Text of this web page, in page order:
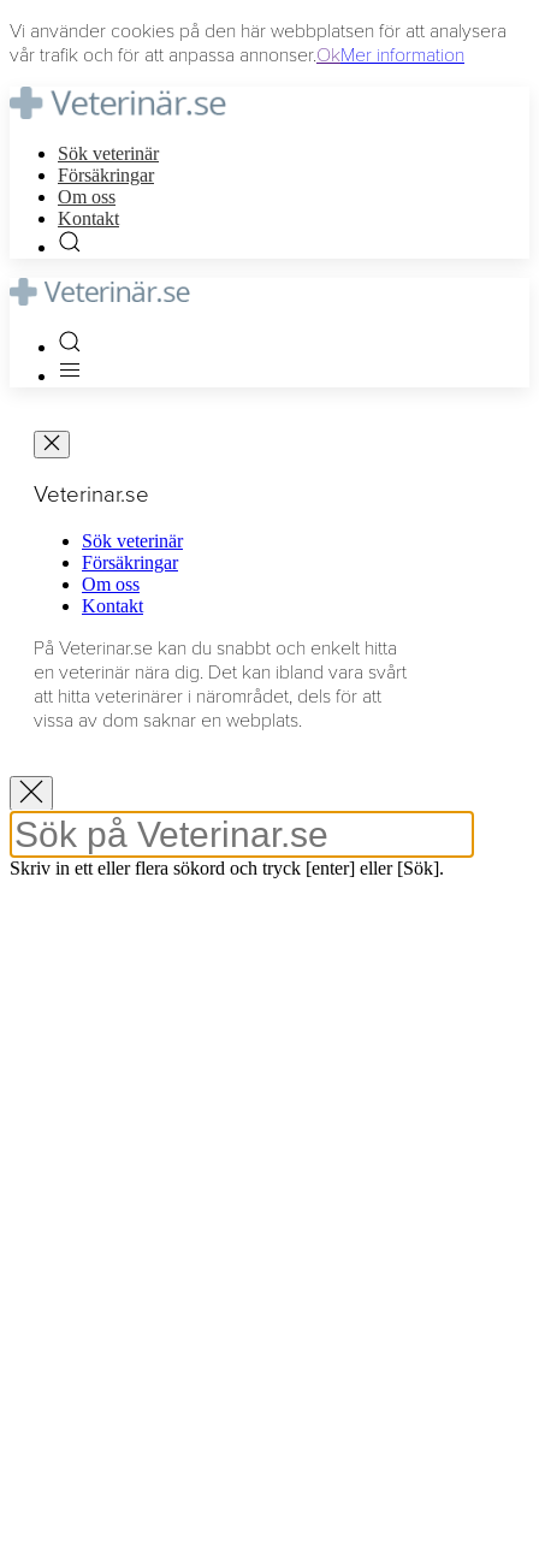
Vi använder cookies på den här webbplatsen för att analysera
vår trafik och för att anpassa annonser.OkMer information
Sök veterinär
Försäkringar
Om oss
Kontakt
Veterinar.se
Sök veterinär
Försäkringar
Om oss
Kontakt
På Veterinar.se kan du snabbt och enkelt hitta
en veterinär nära dig. Det kan ibland vara svårt
att hitta veterinärer i närområdet, dels för att
vissa av dom saknar en webplats.
Skriv in ett eller flera sökord och tryck [enter] eller [Sök].